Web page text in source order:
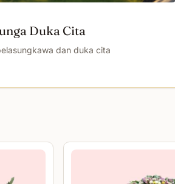
Duka Cita
dan duka cita